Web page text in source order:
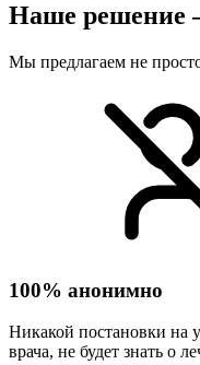
Наше решение
Мы предлагаем не
100% анонимно
Никакой постановки на
врача, не будет знать о